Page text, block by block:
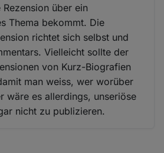
über ein
Thema bekommt. Die
richtet sich selbst und
Vielleicht sollte der
von Kurz-Biografien
man weiss, wer worüber
wäre es allerdings, unseriöse
nicht zu publizieren.